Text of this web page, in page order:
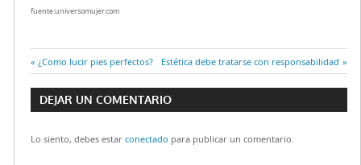
fuente:universomujer.com
Navegación
de
entradas
Entrada
anterior:
¿Como lucir pies perfectos?
Entrada
siguiente:
Estética debe tratarse con responsabilidad
DEJAR UN COMENTARIO
Lo siento, debes estar conectado para publicar un comentario.